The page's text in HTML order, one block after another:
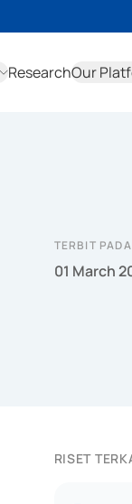
ResearchOur
TERBIT PADA
01 March
RISET